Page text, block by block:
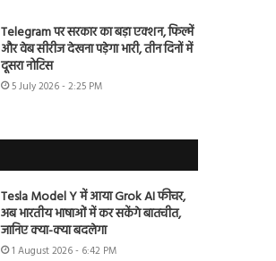
Telegram पर सरकार का बड़ा एक्शन, फिल्में
और वेब सीरीज देखना पड़ेगा भारी, तीन दिनों में
दूसरा नोटिस
5 July 2026 - 2:25 PM
Tesla Model Y में आया Grok AI फीचर,
अब भारतीय भाषाओं में कर सकेंगे बातचीत,
जानिए क्या-क्या बदलेगा
1 August 2026 - 6:42 PM